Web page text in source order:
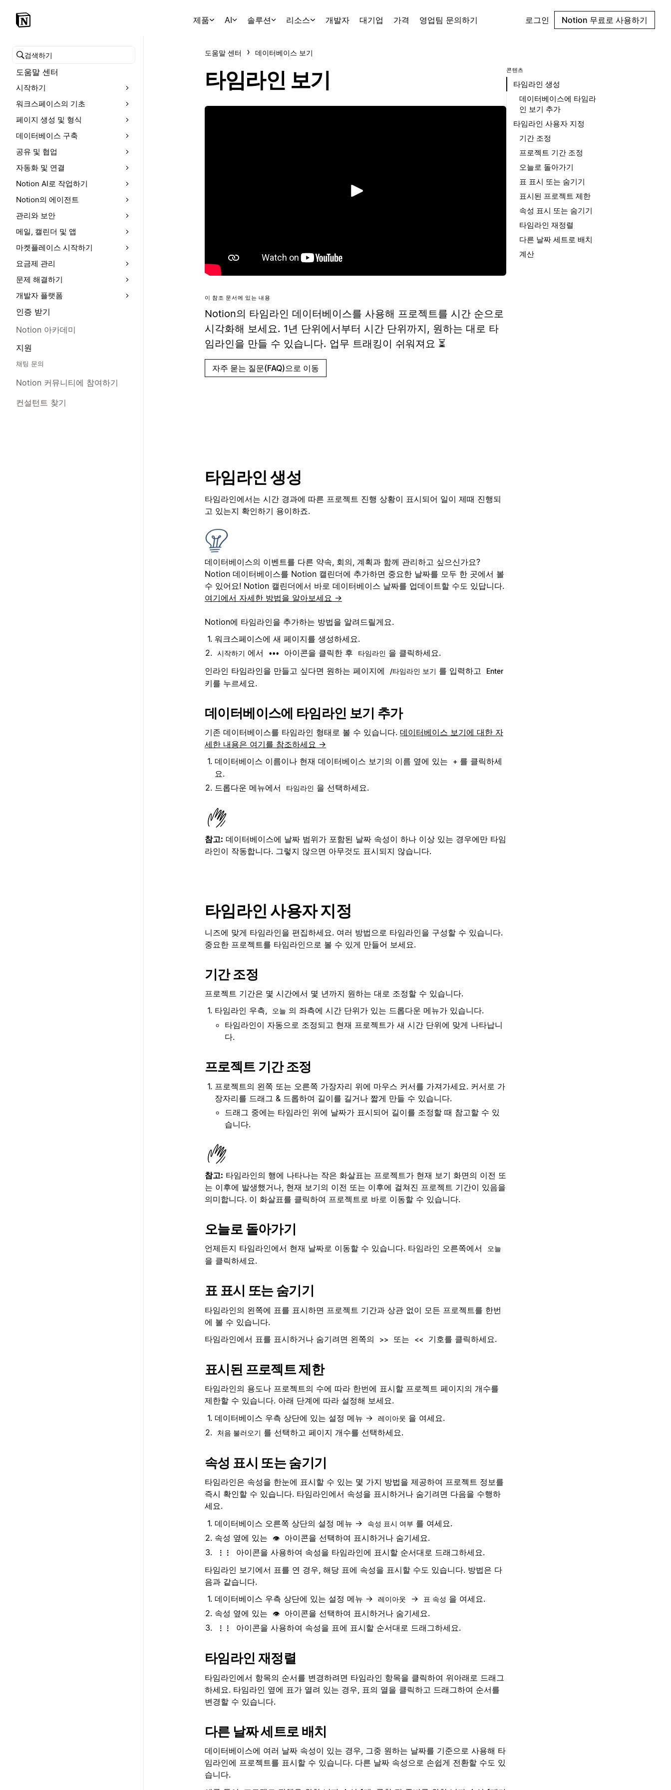
제품 AI 솔루션 리소스 개발자 대기업 가격 영업팀 문의하기 로그인 Notion 무료로 사용하기
도움말 센터 검색
도움말 센터
시작하기
워크스페이스의 기초
페이지 생성 및 형식
데이터베이스 구축
공유 및 협업
자동화 및 연결
Notion AI로 작업하기
Notion의 에이전트
관리와 보안
메일, 캘린더 및 앱
마켓플레이스 시작하기
요금제 관리
문제 해결하기
개발자 플랫폼
인증 받기
Notion 아카데미
지원
채팅 문의
Notion 커뮤니티에 참여하기
컨설턴트 찾기
도움말 센터 데이터베이스 보기
타임라인 보기
재생
이 참조 문서에 있는 내용
Notion의 타임라인 데이터베이스를 사용해 프로젝트를 시간 순으로
시각화해 보세요. 1년 단위에서부터 시간 단위까지, 원하는 대로 타
임라인을 만들 수 있습니다. 업무 트래킹이 쉬워져요 ⏳
자주 묻는 질문(FAQ)으로 이동
타임라인 생성
타임라인에서는 시간 경과에 따른 프로젝트 진행 상황이 표시되어 일이 제때 진행되
고 있는지 확인하기 용이하죠.
데이터베이스의 이벤트를 다른 약속, 회의, 계획과 함께 관리하고 싶으신가요?
Notion 데이터베이스를 Notion 캘린더에 추가하면 중요한 날짜를 모두 한 곳에서 볼
수 있어요! Notion 캘린더에서 바로 데이터베이스 날짜를 업데이트할 수도 있답니다.
여기에서 자세한 방법을 알아보세요 →
Notion에 타임라인을 추가하는 방법을 알려드릴게요.
워크스페이스에 새 페이지를 생성하세요.
시작하기 에서 ••• 아이콘을 클릭한 후 타임라인 을 클릭하세요.
인라인 타임라인을 만들고 싶다면 원하는 페이지에
/타임라인 보기 를 입력하고 Enter
키를 누르세요.
데이터베이스에 타임라인 보기 추가
기존 데이터베이스를 타임라인 형태로 볼 수 있습니다. 데이터베이스 보기에 대한 자
세한 내용은 여기를 참조하세요 →
데이터베이스 이름이나 현재 데이터베이스 보기의 이름 옆에 있는
+ 를 클릭하세
요.
드롭다운 메뉴에서
타임라인 을 선택하세요.
참고: 데이터베이스에 날짜 범위가 포함된 날짜 속성이 하나 이상 있는 경우에만 타임
라인이 작동합니다. 그렇지 않으면 아무것도 표시되지 않습니다.
타임라인 사용자 지정
니즈에 맞게 타임라인을 편집하세요. 여러 방법으로 타임라인을 구성할 수 있습니다.
중요한 프로젝트를 타임라인으로 볼 수 있게 만들어 보세요.
기간 조정
프로젝트 기간은 몇 시간에서 몇 년까지 원하는 대로 조정할 수 있습니다.
타임라인 우측,
오늘 의 좌측에 시간 단위가 있는 드롭다운 메뉴가 있습니다.
타임라인이 자동으로 조정되고 현재 프로젝트가 새 시간 단위에 맞게 나타납니
다.
프로젝트 기간 조정
프로젝트의 왼쪽 또는 오른쪽 가장자리 위에 마우스 커서를 가져가세요. 커서로 가
장자리를 드래그 & 드롭하여 길이를 길거나 짧게 만들 수 있습니다.
드래그 중에는 타임라인 위에 날짜가 표시되어 길이를 조정할 때 참고할 수 있
습니다.
참고: 타임라인의 행에 나타나는 작은 화살표는 프로젝트가 현재 보기 화면의 이전 또
는 이후에 발생했거나, 현재 보기의 이전 또는 이후에 걸쳐진 프로젝트 기간이 있음을
의미합니다. 이 화살표를 클릭하여 프로젝트로 바로 이동할 수 있습니다.
오늘로 돌아가기
언제든지 타임라인에서 현재 날짜로 이동할 수 있습니다. 타임라인 오른쪽에서 오늘
을 클릭하세요.
표 표시 또는 숨기기
타임라인의 왼쪽에 표를 표시하면 프로젝트 기간과 상관 없이 모든 프로젝트를 한번
에 볼 수 있습니다.
타임라인에서 표를 표시하거나 숨기려면 왼쪽의
>> 또는 << 기호를 클릭하세요.
표시된 프로젝트 제한
타임라인의 용도나 프로젝트의 수에 따라 한번에 표시할 프로젝트 페이지의 개수를
제한할 수 있습니다. 아래 단계에 따라 설정해 보세요.
데이터베이스 우측 상단에 있는 설정 메뉴 →
레이아웃 을 여세요.
처음 불러오기 를 선택하고 페이지 개수를 선택하세요.
속성 표시 또는 숨기기
타임라인은 속성을 한눈에 표시할 수 있는 몇 가지 방법을 제공하여 프로젝트 정보를
즉시 확인할 수 있습니다. 타임라인에서 속성을 표시하거나 숨기려면 다음을 수행하
세요.
데이터베이스 오른쪽 상단의 설정 메뉴 →
속성 표시 여부 를 여세요.
속성 옆에 있는
👁️ 아이콘을 선택하여 표시하거나 숨기세요.
⋮⋮
아이콘을 사용하여 속성을 타임라인에 표시할 순서대로 드래그하세요.
타임라인 보기에서 표를 연 경우, 해당 표에 속성을 표시할 수도 있습니다. 방법은 다
음과 같습니다.
데이터베이스 우측 상단에 있는 설정 메뉴 →
레이아웃 → 표 속성 을 여세요.
속성 옆에 있는
👁️ 아이콘을 선택하여 표시하거나 숨기세요.
⋮⋮ 아이콘을 사용하여 속성을 표에 표시할 순서대로 드래그하세요.
타임라인 재정렬
타임라인에서 항목의 순서를 변경하려면 타임라인 항목을 클릭하여 위아래로 드래그
하세요. 타임라인 옆에 표가 열려 있는 경우, 표의 열을 클릭하고 드래그하여 순서를
변경할 수 있습니다.
다른 날짜 세트로 배치
데이터베이스에 여러 날짜 속성이 있는 경우, 그중 원하는 날짜를 기준으로 사용해 타
임라인에 프로젝트를 표시할 수 있습니다. 다른 날짜 속성으로 손쉽게 전환할 수도 있
습니다.
콘텐츠
타임라인 생성
데이터베이스에 타임라
인 보기 추가
타임라인 사용자 지정
기간 조정
프로젝트 기간 조정
오늘로 돌아가기
표 표시 또는 숨기기
표시된 프로젝트 제한
속성 표시 또는 숨기기
타임라인 재정렬
다른 날짜 세트로 배치
계산